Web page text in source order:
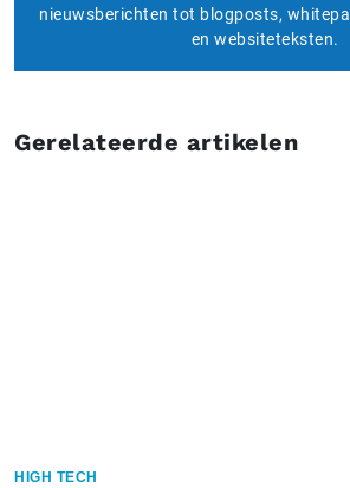
nieuwsberichten tot blogposts,
en websiteteksten.
Gerelateerde artikelen
HIGH TECH